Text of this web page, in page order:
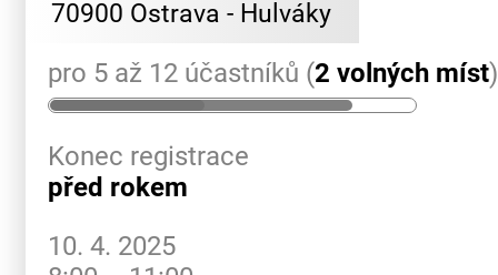
70900 Ostrava - Hulváky
pro 5 až 12 účastníků (2 volných míst)
Konec registrace
před rokem
10. 4. 2025